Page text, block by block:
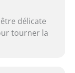
délicate
tourner la